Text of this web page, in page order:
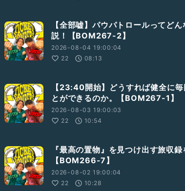
【全部嘘】パウパトロールってど
説！【BOM267-2】
2026-08-04 19:00:04
22
08:13
【23:40開始】どうすれば健全に
とができるのか。【BOM267-1】
2026-08-03 19:00:03
22
10:54
『最高の置物』を見つけ出す旅収
【BOM266-7】
2026-08-02 19:00:04
22
10:28